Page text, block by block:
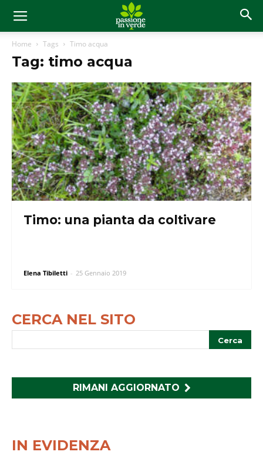
Home Tags Timo acqua
Tag: timo acqua
Timo: una pianta da coltivare
Elena Tibiletti - 25 Gennaio 2019
CERCA NEL SITO
RIMANI AGGIORNATO
IN EVIDENZA